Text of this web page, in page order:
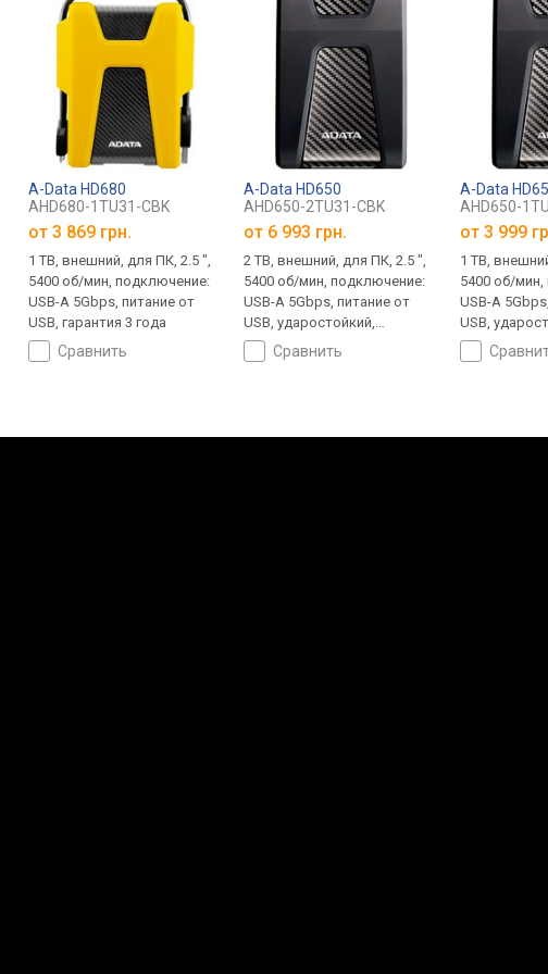
A-Data HD680
AHD680-1TU31-CBK
от 3 869 грн.
1 TB, внешний, для ПК, 2.5 ",
5400 об/мин, подключение:
USB-A 5Gbps, питание от
USB, гарантия 3 года
сравнить
A-Data HD650
AHD650-2TU31-CBK
от 6 993 грн.
2 TB, внешний, для ПК, 2.5 ",
5400 об/мин, подключение:
USB-A 5Gbps, питание от
USB, ударостойкий,
гарантия 3 года
сравнить
A-Data
AHD650-
от3 999
1 TB,
5400 об/
USB-A
USB,
гарантия 3